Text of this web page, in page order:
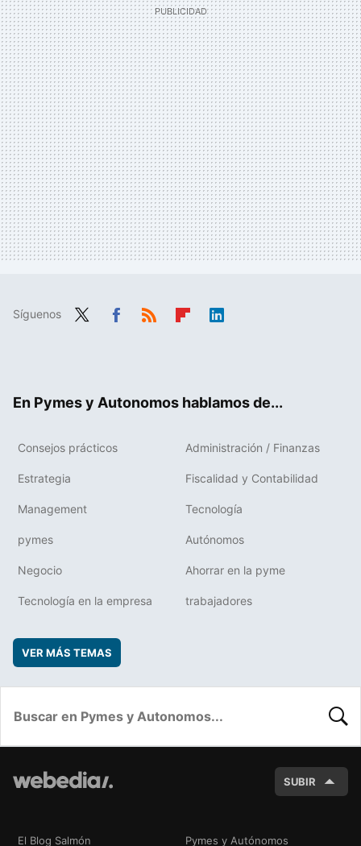
Síguenos
En Pymes y Autonomos hablamos de...
Consejos prácticos Administración / Finanzas
Estrategia Fiscalidad y Contabilidad
Management Tecnología
pymes Autónomos
Negocio Ahorrar en la pyme
Tecnología en la empresa trabajadores
VER MÁS TEMAS
SUBIR
El Blog Salmón Pymes y Autónomos